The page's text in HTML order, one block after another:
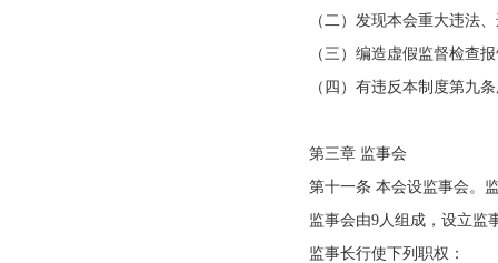
（二）发现本会重大违法
（三）编造虚假监督检查
（四）有违反本制度第九
第三章 监事会
第十一条 本会设监事会。
监事会由9人组成，设立监
监事长行使下列职权：